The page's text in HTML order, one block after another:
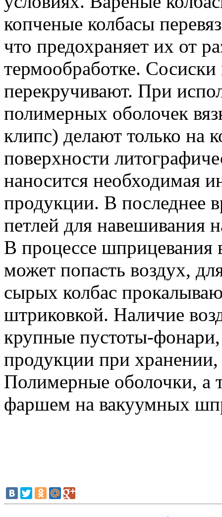
копченые колбасы
что предохраняет их от
термообработке. Сосиски
перекручивают. При
полимерных оболочек
клипс) делают только на
поверхности
наносится необходимая
продукции. В последнее
петлей для навешивания
В процессе шприцевания
может попасть воздух,
сырых колбас
штриковкой. Наличие
крупные пустоты-фонари,
продукции при
Полимерные оболочки, а
фаршем на вакуумных